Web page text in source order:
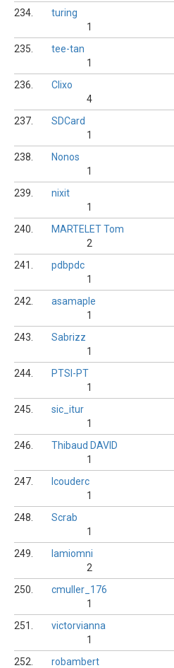
234.
turing
1
235.
tee-tan
1
236.
Clixo
4
237.
SDCard
1
238.
Nonos
1
239.
nixit
1
240.
MARTELET Tom
2
241.
pdbpdc
1
242.
asamaple
1
243.
Sabrizz
1
244.
PTSI-PT
1
245.
sic_itur
1
246.
Thibaud DAVID
1
247.
lcouderc
1
248.
Scrab
1
249.
lamiomni
2
250.
cmuller_176
1
251.
victorvianna
1
252.
robambert